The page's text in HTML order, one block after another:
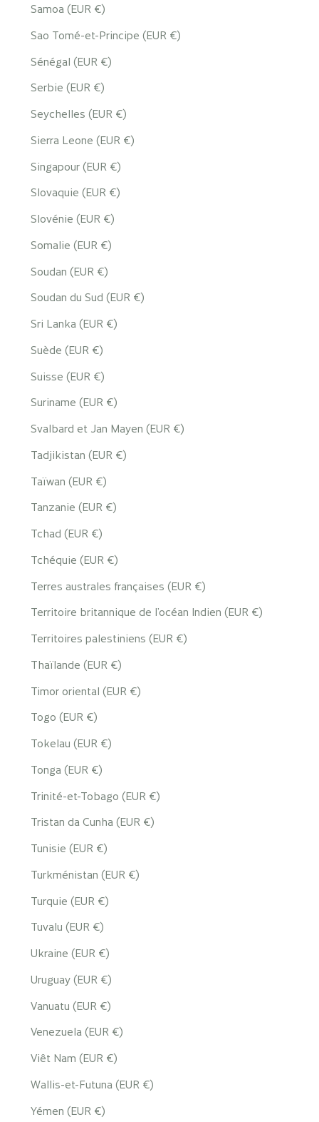
Samoa (EUR €)
Sao Tomé-et-Principe (EUR €)
Sénégal (EUR €)
Serbie (EUR €)
Seychelles (EUR €)
Sierra Leone (EUR €)
Singapour (EUR €)
Slovaquie (EUR €)
Slovénie (EUR €)
Somalie (EUR €)
Soudan (EUR €)
Soudan du Sud (EUR €)
Sri Lanka (EUR €)
Suède (EUR €)
Suisse (EUR €)
Suriname (EUR €)
Svalbard et Jan Mayen (EUR €)
Tadjikistan (EUR €)
Taïwan (EUR €)
Tanzanie (EUR €)
Tchad (EUR €)
Tchéquie (EUR €)
Terres australes françaises (EUR €)
Territoire britannique de l’océan Indien (EUR €)
Territoires palestiniens (EUR €)
Thaïlande (EUR €)
Timor oriental (EUR €)
Togo (EUR €)
Tokelau (EUR €)
Tonga (EUR €)
Trinité-et-Tobago (EUR €)
Tristan da Cunha (EUR €)
Tunisie (EUR €)
Turkménistan (EUR €)
Turquie (EUR €)
Tuvalu (EUR €)
Ukraine (EUR €)
Uruguay (EUR €)
Vanuatu (EUR €)
Venezuela (EUR €)
Viêt Nam (EUR €)
Wallis-et-Futuna (EUR €)
Yémen (EUR €)